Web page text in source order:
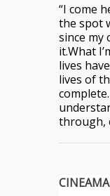
“I come
the spot
since my
it.What
lives
lives of
through,